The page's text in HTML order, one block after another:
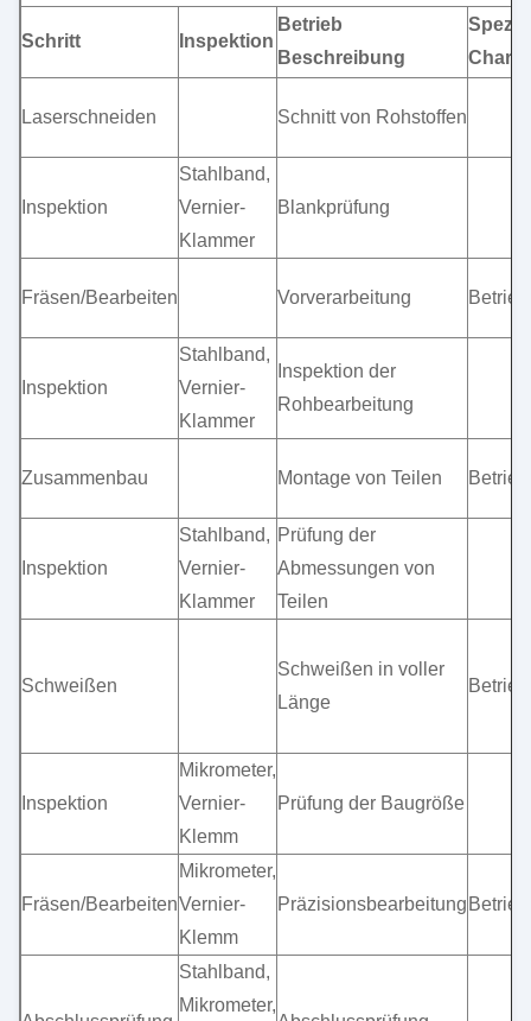
Schritt Inspektion
Betrieb
Beschreibung
Laserschneiden Schnitt von Rohstoffen
Inspektion
Stahlband,
Vernier-
Klammer
Blankprüfung
Fräsen/Bearbeiten Vorverarbeitung
Inspektion
Stahlband,
Vernier-
Klammer
Inspektion der
Rohbearbeitung
Zusammenbau Montage von Teilen
Inspektion
Stahlband,
Vernier-
Klammer
Prüfung der
Abmessungen von
Teilen
Schweißen
Schweißen in voller
Länge
Inspektion
Mikrometer,
Vernier-
Klemm
Prüfung der Baugröße
Fräsen/Bearbeiten
Mikrometer,
Vernier-
Klemm
Präzisionsbearbeitung
Stahlband,
Mikrometer,